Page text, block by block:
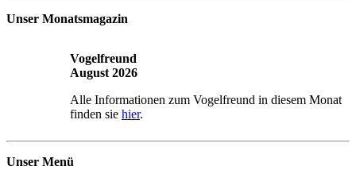
Unser Monatsmagazin
Vogelfreund
August 2026
Alle Informationen zum Vogelfreund in diesem Monat
finden sie hier.
Unser Menü